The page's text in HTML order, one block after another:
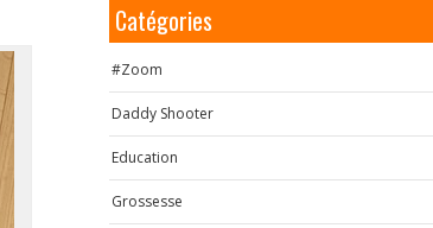
Catégories
#Zoom
Daddy Shooter
Education
Grossesse